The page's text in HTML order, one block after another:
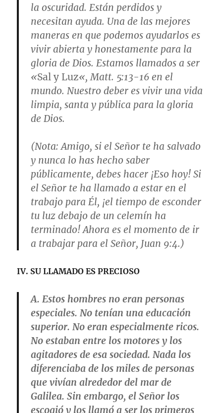
la oscuridad. Están perdidos y
necesitan ayuda. Una de las mejores
maneras en que podemos ayudarlos es
vivir abierta y honestamente para la
gloria de Dios. Estamos llamados a ser
«Sal y Luz«, Matt. 5:13-16 en el
mundo. Nuestro deber es vivir una vida
limpia, santa y pública para la gloria
de Dios.
(Nota: Amigo, si el Señor te ha salvado
y nunca lo has hecho saber
públicamente, debes hacer ¡Eso hoy! Si
el Señor te ha llamado a estar en el
trabajo para Él, ¡el tiempo de esconder
tu luz debajo de un celemín ha
terminado! Ahora es el momento de ir
a trabajar para el Señor, Juan 9:4.)
IV. SU LLAMADO ES PRECIOSO
A. Estos hombres no eran personas
especiales. No tenían una educación
superior. No eran especialmente ricos.
No estaban entre los motores y los
agitadores de esa sociedad. Nada los
diferenciaba de los miles de personas
que vivían alrededor del mar de
Galilea. Sin embargo, el Señor los
escogió y los llamó a ser los primeros